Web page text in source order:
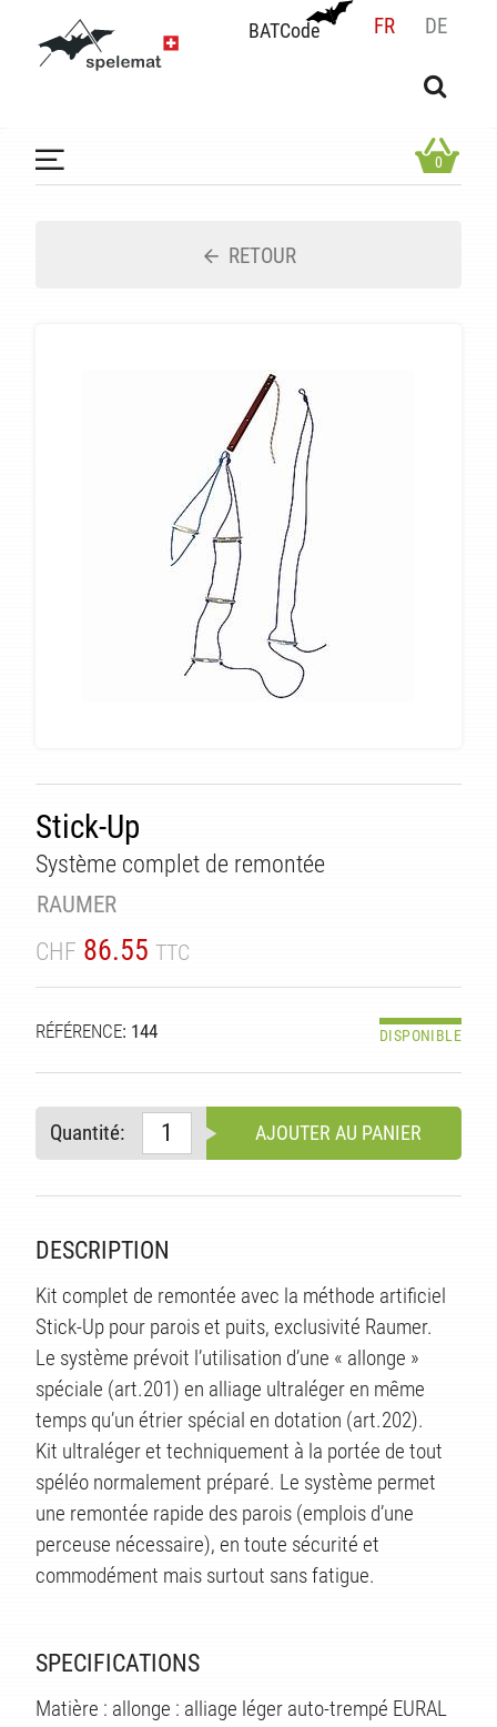
BATCode FR DE
BATCode
OK
0
RETOUR
Stick-Up
Système complet de remontée
RAUMER
CHF 86.55 TTC
RÉFÉRENCE: 144 DISPONIBLE
Quantité: AJOUTER AU PANIER
DESCRIPTION
Kit complet de remontée avec la méthode artificiel
Stick-Up pour parois et puits, exclusivité Raumer.
Le système prévoit l’utilisation d’une « allonge »
spéciale (art.201) en alliage ultraléger en même
temps qu’un étrier spécial en dotation (art.202).
Kit ultraléger et techniquement à la portée de tout
spéléo normalement préparé. Le système permet
une remontée rapide des parois (emplois d’une
perceuse nécessaire), en toute sécurité et
commodément mais surtout sans fatigue.
SPECIFICATIONS
Matière : allonge : alliage léger auto-trempé EURAL